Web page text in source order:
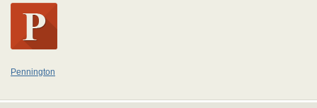
Pennington